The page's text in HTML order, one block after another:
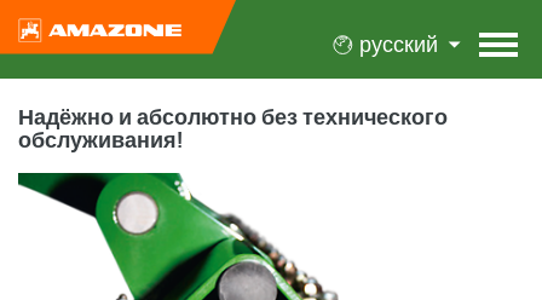
русский
Надёжно и абсолютно без технического
обслуживания!